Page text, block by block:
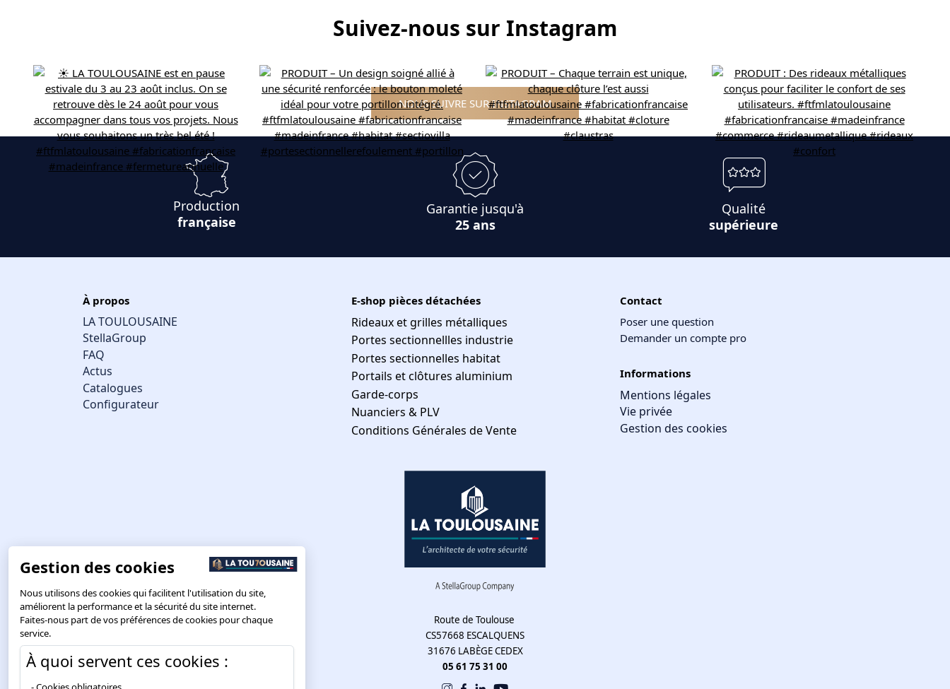
Suivez-nous sur Instagram
NOUS SUIVRE SUR INSTAGRAM
Production
française
Garantie jusqu'à
25 ans
Qualité
supérieure
À propos
LA TOULOUSAINE
StellaGroup
FAQ
Actus
Catalogues
Configurateur
E-shop pièces détachées
Rideaux et grilles métalliques
Portes sectionnellles industrie
Portes sectionnelles habitat
Portails et clôtures aluminium
Garde-corps
Nuanciers & PLV
Conditions Générales de Vente
Contact
Poser une question
Demander un compte pro
Informations
Mentions légales
Vie privée
Gestion des cookies
Route de Toulouse
CS57668 ESCALQUENS
31676 LABÈGE CEDEX
05 61 75 31 00
Gestion des cookies
Nous utilisons des cookies qui facilitent l'utilisation du site,
améliorent la performance et la sécurité du site internet.
Faites-nous part de vos préférences de cookies pour chaque
service.
À quoi servent ces cookies :